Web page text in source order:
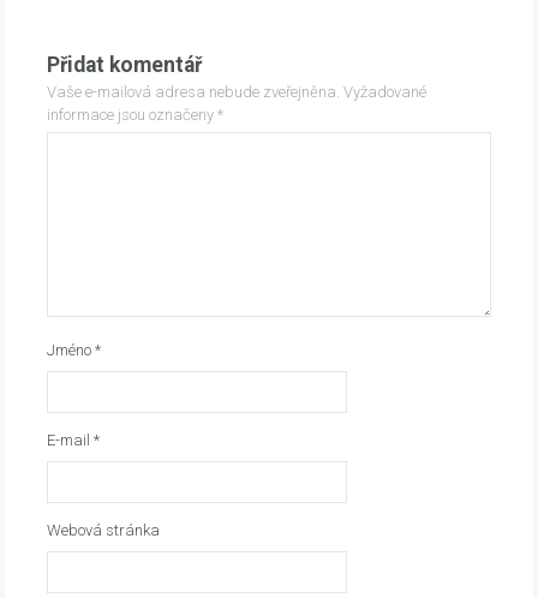
Přidat komentář
Vaše e-mailová adresa nebude zveřejněna. Vyžadované
informace jsou označeny*
Jméno*
E-mail*
Webová stránka